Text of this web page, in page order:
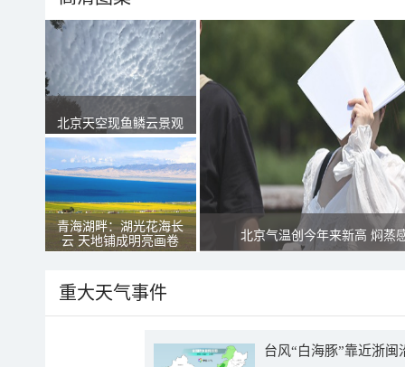
北京天空现鱼鳞云景观
青海湖畔：湖光花海长
云 天地铺成明亮画卷
北京气温创今年来新高 焖蒸
重大天气事件
台风“白海豚”靠近浙